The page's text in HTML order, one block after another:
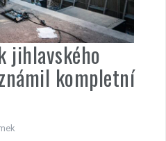
jihlavského
kompletní